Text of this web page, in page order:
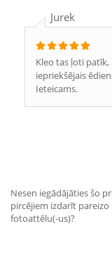
Jurek
Kleo tas ļoti
iepriekšējais
Ieteicams.
Nesen iegādājāties šo
pircējiem izdarīt
fotoattēlu(-us)?